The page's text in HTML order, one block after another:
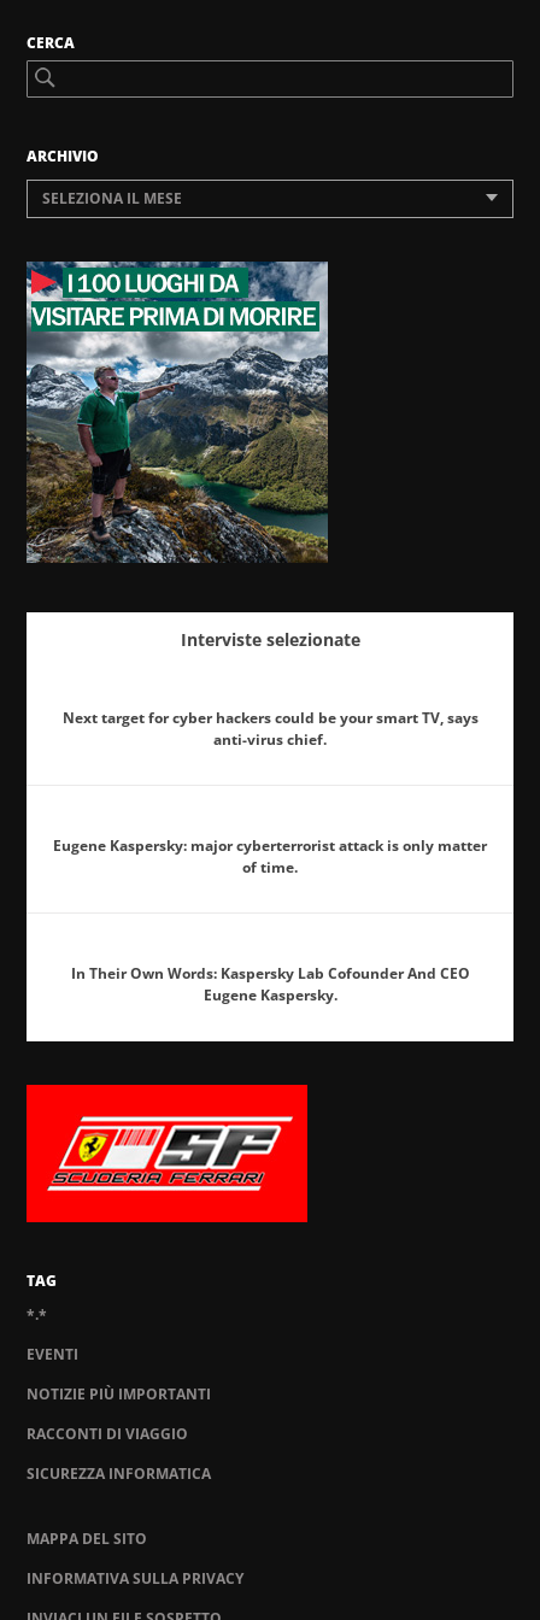
CERCA
ARCHIVIO
SELEZIONA IL MESE
Interviste selezionate
Next target for cyber hackers could be your smart TV, says
anti-virus chief.
Eugene Kaspersky: major cyberterrorist attack is only matter
of time.
In Their Own Words: Kaspersky Lab Cofounder And CEO
Eugene Kaspersky.
TAG
*.*
EVENTI
NOTIZIE PIÙ IMPORTANTI
RACCONTI DI VIAGGIO
SICUREZZA INFORMATICA
MAPPA DEL SITO
INFORMATIVA SULLA PRIVACY